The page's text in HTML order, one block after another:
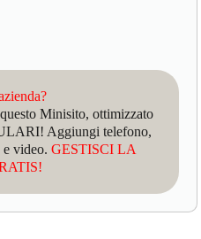
Minisito, ottimizzato
Aggiungi telefono,
e video.GESTISCI LA